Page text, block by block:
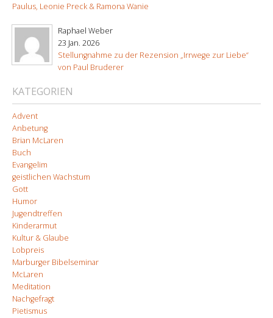
Paulus, Leonie Preck & Ramona Wanie
Raphael Weber
23 Jan. 2026
Stellungnahme zu der Rezension „Irrwege zur Liebe“
von Paul Bruderer
KATEGORIEN
Advent
Anbetung
Brian McLaren
Buch
Evangelim
geistlichen Wachstum
Gott
Humor
Jugendtreffen
Kinderarmut
Kultur & Glaube
Lobpreis
Marburger Bibelseminar
McLaren
Meditation
Nachgefragt
Pietismus